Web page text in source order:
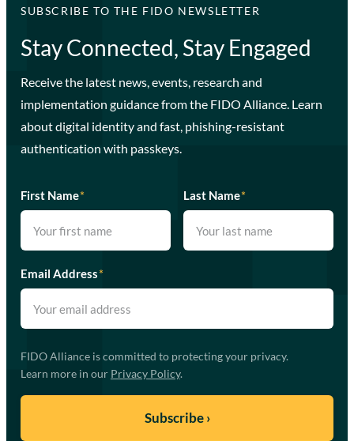
SUBSCRIBE TO THE FIDO NEWSLETTER
Stay Connected, Stay Engaged
Receive the latest news, events, research and
implementation guidance from the FIDO Alliance. Learn
about digital identity and fast, phishing-resistant
authentication with passkeys.
First Name* Last Name*
Email Address*
FIDO Alliance is committed to protecting your privacy.
Learn more in our Privacy Policy.